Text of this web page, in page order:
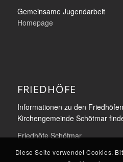
Gemeinsame Jugendarbeit
Homepage
FRIEDHÖFE
Informationen zu den
Kirchengemeinde Schötmar
Friedhöfe Schötmar
Diese Seite verwendet Cookies.